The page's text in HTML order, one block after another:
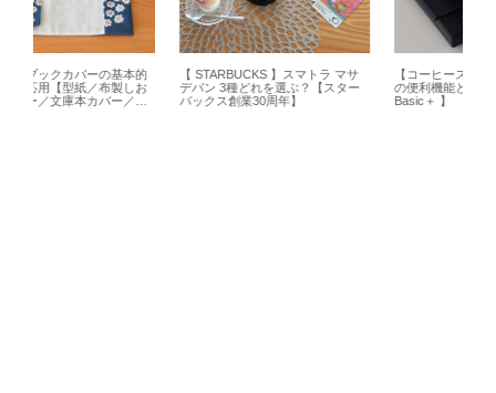
【 STARBUCKS 】スマトラ マサ
デパン 3種どれを選ぶ？【スター
バックス創業30周年】
【コーヒースケール】タイムモア
の便利機能と使い方【 Black Mirror
Basic＋ 】